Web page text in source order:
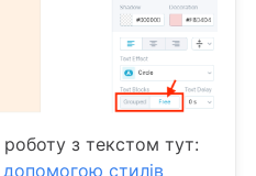
з текстом тут:
стилів